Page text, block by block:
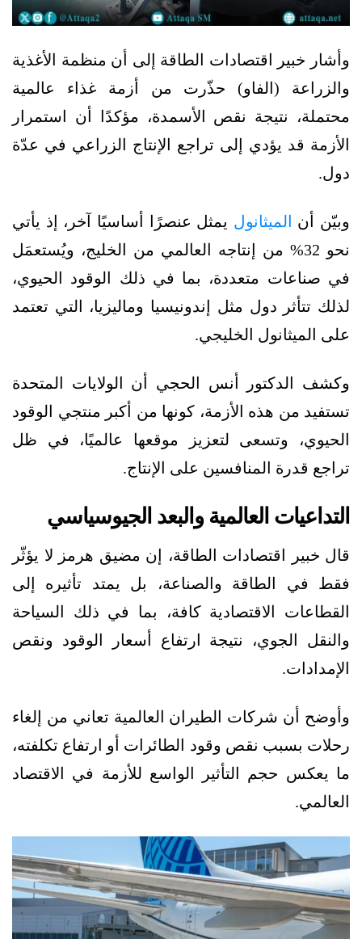
وأشار خبير اقتصادات الطاقة إلى أن منظمة الأغذية
والزراعة (الفاو) حذّرت من أزمة غذاء عالمية
محتملة، نتيجة نقص الأسمدة، مؤكدًا أن استمرار
الأزمة قد يؤدي إلى تراجع الإنتاج الزراعي في عدّة
دول.
وبيّن أن الميثانول يمثل عنصرًا أساسيًا آخر، إذ يأتي
نحو 32% من إنتاجه العالمي من الخليج، ويُستعمَل
في صناعات متعددة، بما في ذلك الوقود الحيوي،
لذلك تتأثر دول مثل إندونيسيا وماليزيا، التي تعتمد
على الميثانول الخليجي.
وكشف الدكتور أنس الحجي أن الولايات المتحدة
تستفيد من هذه الأزمة، كونها من أكبر منتجي الوقود
الحيوي، وتسعى لتعزيز موقعها عالميًا، في ظل
تراجع قدرة المنافسين على الإنتاج.
التداعيات العالمية والبعد الجيوسياسي
قال خبير اقتصادات الطاقة، إن مضيق هرمز لا يؤثّر
فقط في الطاقة والصناعة، بل يمتد تأثيره إلى
القطاعات الاقتصادية كافة، بما في ذلك السياحة
والنقل الجوي، نتيجة ارتفاع أسعار الوقود ونقص
الإمدادات.
وأوضح أن شركات الطيران العالمية تعاني من إلغاء
رحلات بسبب نقص وقود الطائرات أو ارتفاع تكلفته،
ما يعكس حجم التأثير الواسع للأزمة في الاقتصاد
العالمي.